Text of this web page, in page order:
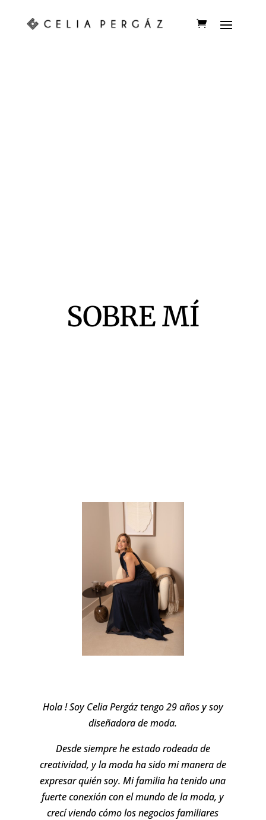
SOBRE MÍ
Hola ! Soy Celia Pergáz tengo 29 años y soy
diseñadora de moda.
Desde siempre he estado rodeada de
creatividad, y la moda ha sido mi manera de
expresar quién soy. Mi familia ha tenido una
fuerte conexión con el mundo de la moda, y
crecí viendo cómo los negocios familiares